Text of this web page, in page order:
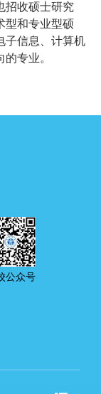
招收硕士研究
型和专业型硕
子信息、计算机
专业。
公众号